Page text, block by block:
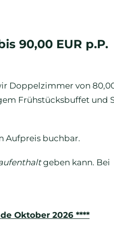
90,00 EUR p.P.
Doppelzimmer von
Frühstücksbuffet und
Aufpreis buchbar.
geben kann. Bei
Oktober 2026 ****